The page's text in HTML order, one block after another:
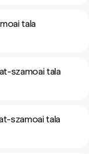
tala
szamoai tala
szamoai tala